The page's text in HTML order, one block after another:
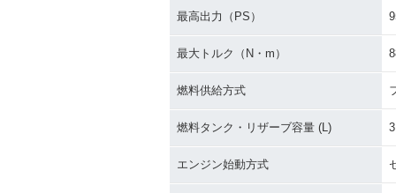
最高出力（PS）
最大トルク（N・m）
燃料供給方式
燃料タンク・リザーブ容量 (L) 3
エンジン始動方式